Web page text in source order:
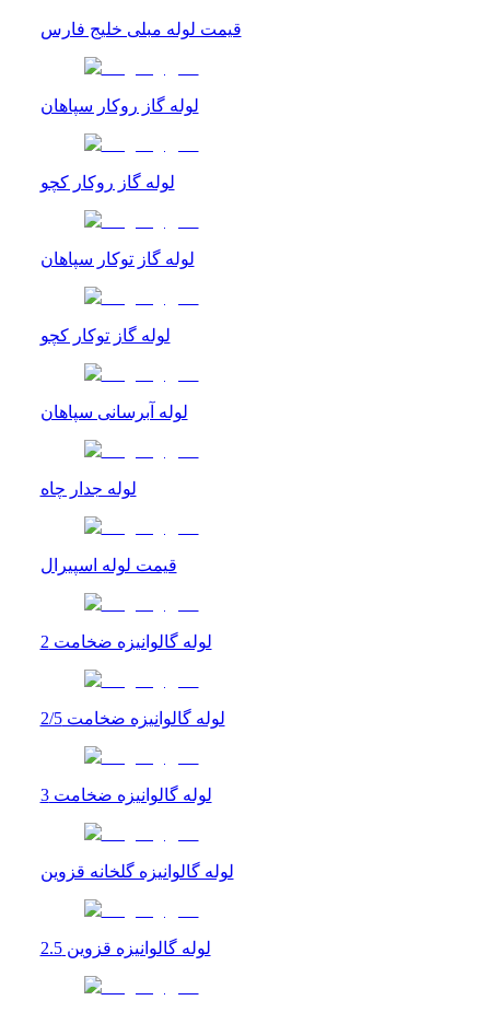
قیمت لوله مبلی خلیج فارس
لوله گاز روکار سپاهان
لوله گاز روکار کچو
لوله گاز توکار سپاهان
لوله گاز توکار کچو
لوله آبرسانی سپاهان
لوله جدار چاه
قیمت لوله اسپیرال
لوله گالوانیزه ضخامت 2
لوله گالوانیزه ضخامت 2/5
لوله گالوانیزه ضخامت 3
لوله گالوانیزه گلخانه قزوین
لوله گالوانیزه قزوین 2.5